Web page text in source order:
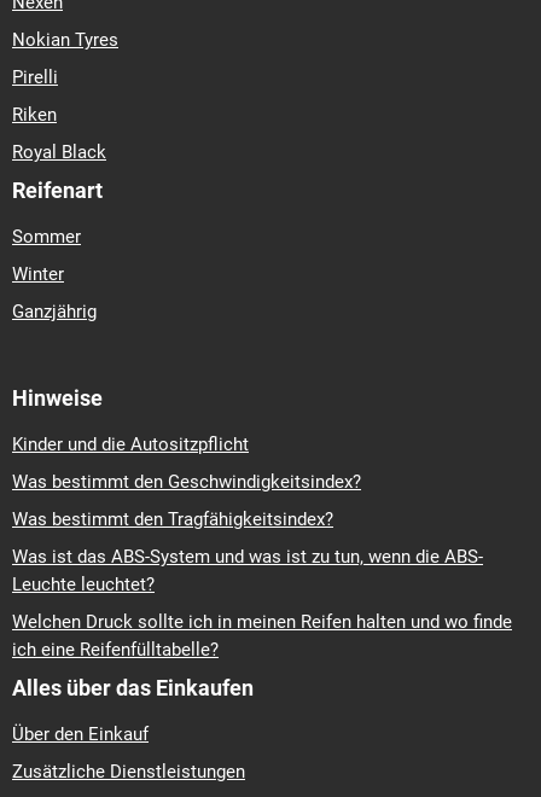
Nokian Tyres
Pirelli
Riken
Royal Black
Reifenart
Sommer
Winter
Ganzjährig
Hinweise
Kinder und die Autositzpflicht
Was bestimmt den Geschwindigkeitsindex?
Was bestimmt den Tragfähigkeitsindex?
Was ist das ABS-System und was ist zu tun, wenn die ABS-
Leuchte leuchtet?
Welchen Druck sollte ich in meinen Reifen halten und wo finde
ich eine Reifenfülltabelle?
Alles über das Einkaufen
Über den Einkauf
Zusätzliche Dienstleistungen